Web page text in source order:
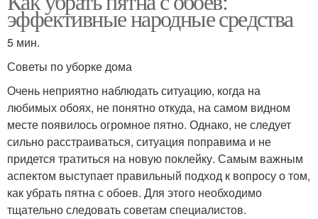
эффективные народные средства
5 мин.
Советы по уборке дома
Очень неприятно наблюдать ситуацию, когда на
любимых обоях, не понятно откуда, на самом видном
месте появилось огромное пятно. Однако, не следует
сильно расстраиваться, ситуация поправима и не
придется тратиться на новую поклейку. Самым важным
аспектом выступает правильный подход к вопросу о том,
как убрать пятна с обоев. Для этого необходимо
тщательно следовать советам специалистов.